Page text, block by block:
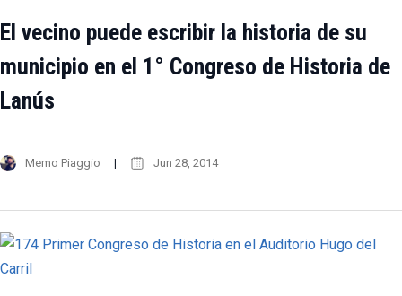
El vecino puede escribir la historia de su
municipio en el 1° Congreso de Historia de
Lanús
Memo Piaggio Jun 28, 2014